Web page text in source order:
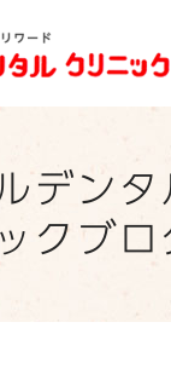
デンタ
ックブロ